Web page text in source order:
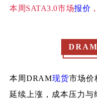
本周 SATA3.0市场报价
DRAM
本周DRAM现货市场价
延续上涨，成本压力